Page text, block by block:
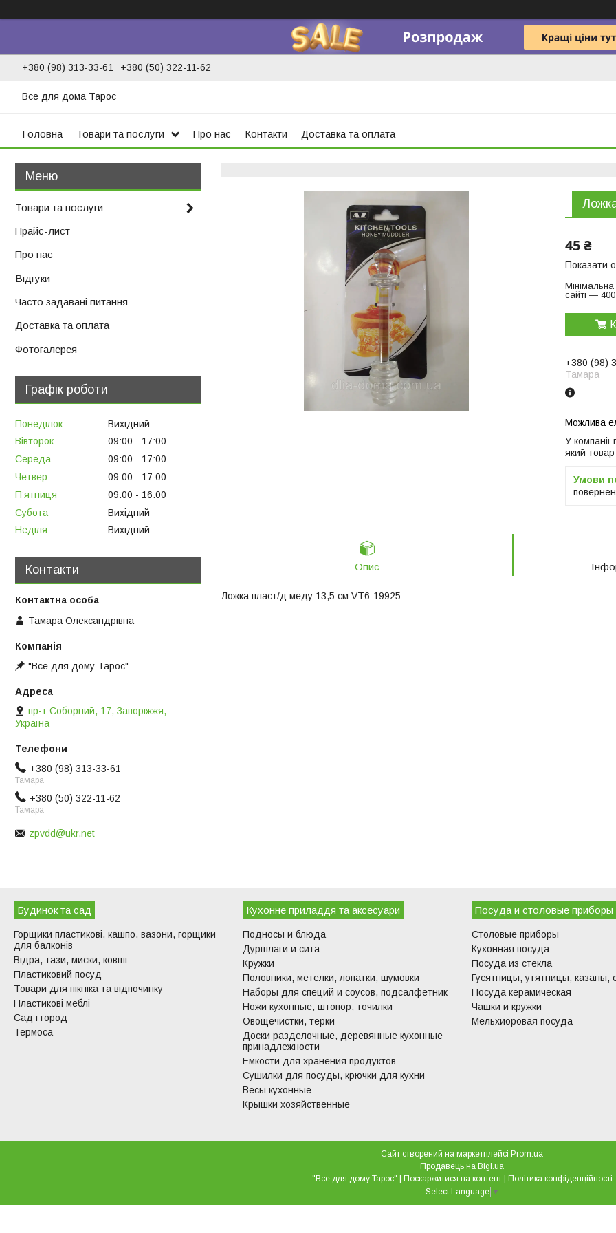
+380 (98) 313-33-61 +380 (50) 322-11-62
Все для дома Тарос
Головна Товари та послуги Про нас Контакти Доставка та оплата
45 ₴
Показати
сайті —
+380 (98)
Тамара
У
який
Опис
Ложка пласт/д меду 13,5 см VT6-19925
Товари та послуги
Прайс-лист
Про нас
Відгуки
Часто задавані питання
Доставка та оплата
Фотогалерея
Графік роботи
Понеділок
Вихідний
Вівторок
09:00
17:00
Середа
09:00
17:00
Четвер
09:00
17:00
Пʼятниця
09:00
16:00
Субота
Вихідний
Неділя
Вихідний
Контакти
Тамара Олександрівна
"Все для дому Тарос"
пр-т Соборний, 17, Запоріжжя,
Україна
+380 (98) 313-33-61
Тамара
+380 (50) 322-11-62
Тамара
zpvdd@ukr.net
Будинок та сад
Горщики пластикові, кашпо, вазони, горщики
для балконів
Відра, тази, миски, ковші
Пластиковий посуд
Товари для пікніка та відпочинку
Пластикові меблі
Сад і город
Термоса
Кухонне приладдя та аксесуари
Подносы и блюда
Дуршлаги и сита
Кружки
Половники, метелки, лопатки, шумовки
Наборы для специй и соусов, подсалфетник
Ножи кухонные, штопор, точилки
Овощечистки, терки
Доски разделочные, деревянные кухонные
принадлежности
Емкости для хранения продуктов
Сушилки для посуды, крючки для кухни
Весы кухонные
Крышки хозяйственные
Посуда и столовые приборы
Столовые приборы
Кухонная посуда
Посуда из стекла
Гусятницы, утятницы, казаны,
Посуда керамическая
Чашки и кружки
Мельхиоровая посуда
Сайт створений на маркетплейсі Prom.ua
Продавець на Bigl.ua
Поскаржитися на контент
Політика конфіденційності
Select Language ▼